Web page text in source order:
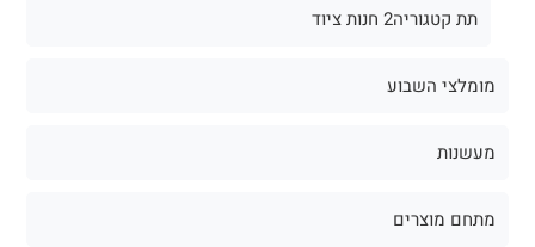
תת קטגוריה2 חנות ציוד
מומלצי השבוע
מעשנות
מתחם מוצרים